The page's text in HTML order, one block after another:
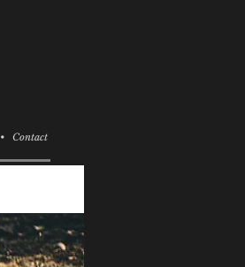
• Contact